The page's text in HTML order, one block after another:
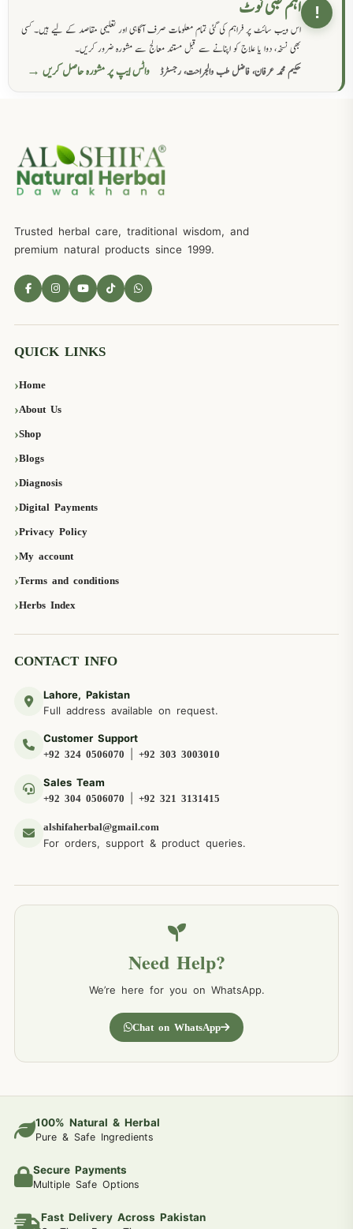
! اہم طبی نوٹ
اس ویب سائٹ پر فراہم کی گئی تمام معلومات صرف آگاہی اور تعلیمی مقاصد کے لیے ہیں۔ کسی
بھی نسخہ، دوا یا علاج کو اپنانے سے قبل مستند معالج سے مشورہ ضرور کریں۔
حکیم محمد عرفان، فاضل طب والجراحت، رجسٹرڈ
واٹس ایپ پر مشورہ حاصل کریں →
Trusted herbal care, traditional wisdom, and
premium natural products since 1999.
QUICK LINKS
Home
About Us
Shop
Blogs
Diagnosis
Digital Payments
Privacy Policy
My account
Terms and conditions
Herbs Index
CONTACT INFO
Lahore, Pakistan
Full address available on request.
Customer Support
+92 324 0506070 +92 303 3003010
Sales Team
+92 304 0506070 +92 321 3131415
alshifaherbal@gmail.com
For orders, support & product queries.
Need Help?
We’re here for you on WhatsApp.
Chat on WhatsApp
100% Natural & Herbal
Pure & Safe Ingredients
Secure Payments
Multiple Safe Options
Fast Delivery Across Pakistan